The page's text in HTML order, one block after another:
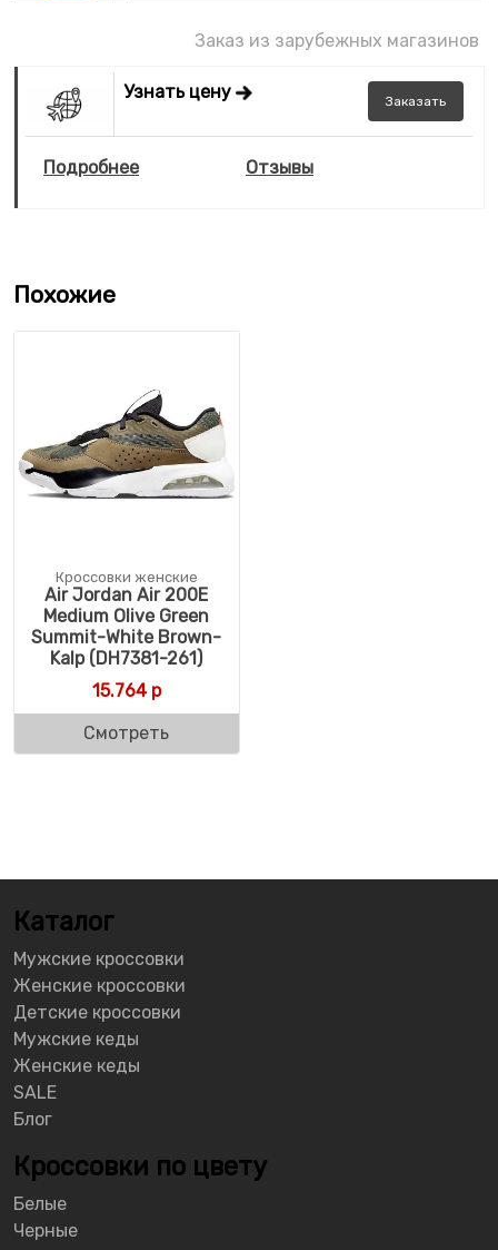
Заказ из зарубежных магазинов
Узнать цену Заказать
Подробнее Отзывы
Похожие
Кроссовки женские
Air Jordan Air 200E
Medium Olive Green
Summit-White Brown-
Kalp (DH7381-261)
15.764р
Смотреть
Каталог
Мужские кроссовки
Женские кроссовки
Детские кроссовки
Мужские кеды
Женские кеды
SALE
Блог
Кроссовки по цвету
Белые
Черные